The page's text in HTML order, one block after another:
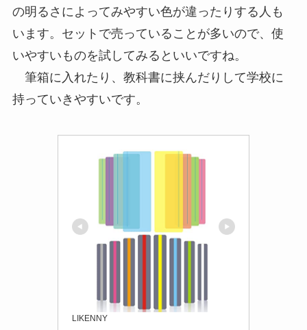
の明るさによってみやすい色が違ったりする人も
います。セットで売っていることが多いので、使
いやすいものを試してみるといいですね。
筆箱に入れたり、教科書に挟んだりして学校に
持っていきやすいです。
LIKENNY